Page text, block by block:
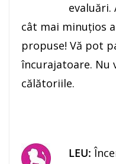
evaluări.
cât mai minuţios
propuse! Vă pot
încurajatoare. Nu
călătoriile.
LEU: